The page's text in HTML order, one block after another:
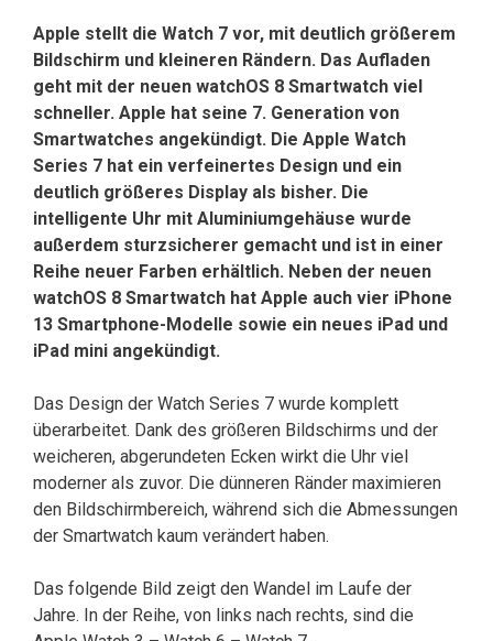
Apple stellt die Watch 7 vor, mit deutlich größerem
Bildschirm und kleineren Rändern. Das Aufladen
geht mit der neuen watchOS 8 Smartwatch viel
schneller. Apple hat seine 7. Generation von
Smartwatches angekündigt. Die Apple Watch
Series 7 hat ein verfeinertes Design und ein
deutlich größeres Display als bisher. Die
intelligente Uhr mit Aluminiumgehäuse wurde
außerdem sturzsicherer gemacht und ist in einer
Reihe neuer Farben erhältlich. Neben der neuen
watchOS 8 Smartwatch hat Apple auch vier iPhone
13 Smartphone-Modelle sowie ein neues iPad und
iPad mini angekündigt.
Das Design der Watch Series 7 wurde komplett
überarbeitet. Dank des größeren Bildschirms und der
weicheren, abgerundeten Ecken wirkt die Uhr viel
moderner als zuvor. Die dünneren Ränder maximieren
den Bildschirmbereich, während sich die Abmessungen
der Smartwatch kaum verändert haben.
Das folgende Bild zeigt den Wandel im Laufe der
Jahre. In der Reihe, von links nach rechts, sind die